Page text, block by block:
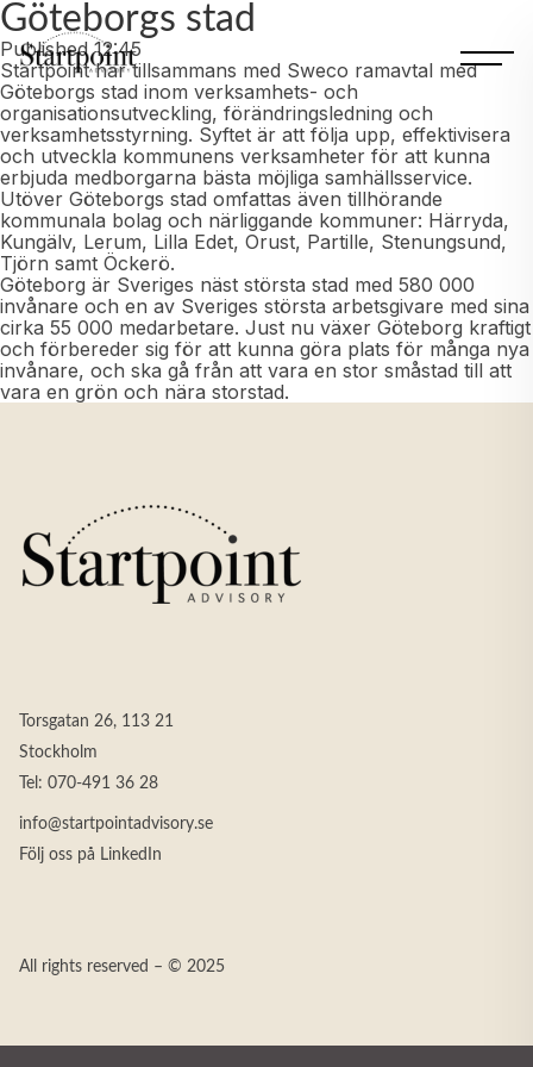
Göteborgs stad
Published12:45
Startpoint har tillsammans med Sweco ramavtal med
Göteborgs stad inom verksamhets- och
organisationsutveckling, förändringsledning och
verksamhetsstyrning. Syftet är att följa upp, effektivisera
och utveckla kommunens verksamheter för att kunna
erbjuda medborgarna bästa möjliga samhällsservice.
Utöver Göteborgs stad omfattas även tillhörande
kommunala bolag och närliggande kommuner: Härryda,
Kungälv, Lerum, Lilla Edet, Orust, Partille, Stenungsund,
Tjörn samt Öckerö.
Göteborg är Sveriges näst största stad med 580 000
invånare och en av Sveriges största arbetsgivare med sina
cirka 55 000 medarbetare. Just nu växer Göteborg kraftigt
och förbereder sig för att kunna göra plats för många nya
invånare, och ska gå från att vara en stor småstad till att
vara en grön och nära storstad.
Torsgatan 26, 113 21
Stockholm
Tel: 070-491 36 28
info@startpointadvisory.se
Följ oss på LinkedIn